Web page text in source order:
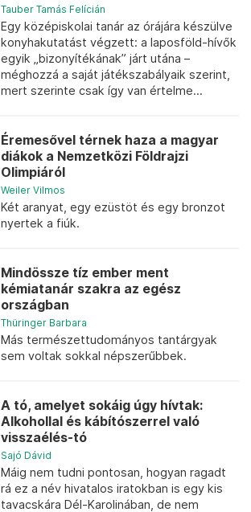
Tauber Tamás Felícián
Egy középiskolai tanár az órájára készülve
konyhakutatást végzett: a laposföld-hívők
egyik „bizonyítékának” járt utána –
méghozzá a saját játékszabályaik szerint,
mert szerinte csak így van értelme...
Éremesővel térnek haza a magyar
diákok a Nemzetközi Földrajzi
Olimpiáról
Weiler Vilmos
Két aranyat, egy ezüstöt és egy bronzot
nyertek a fiúk.
Mindössze tíz ember ment
kémiatanár szakra az egész
országban
Thüringer Barbara
Más természettudományos tantárgyak
sem voltak sokkal népszerűbbek.
A tó, amelyet sokáig úgy hívtak:
Alkohollal és kábítószerrel való
visszaélés-tó
Sajó Dávid
Máig nem tudni pontosan, hogyan ragadt
rá ez a név hivatalos iratokban is egy kis
tavacskára Dél-Karolinában, de nem